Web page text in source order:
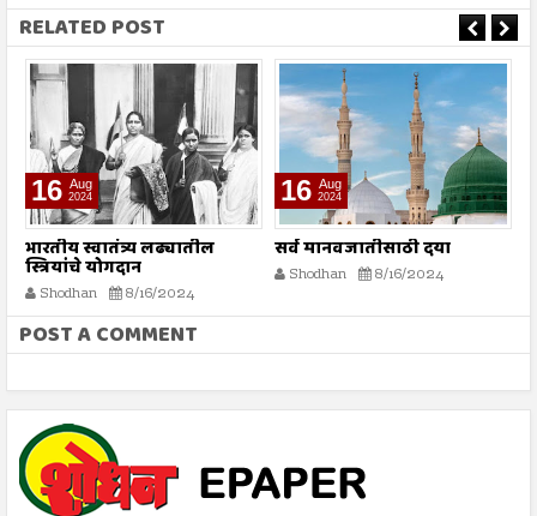
RELATED POST
16 Aug
2024
भारतीय स्वातंत्र्य लढ्यातील
स्त्रियांचे योगदान
Shodhan 8/16/2024
16 Aug
2024
सर्व मानवजातीसाठी दया
Shodhan 8/16/2024
POST A COMMENT